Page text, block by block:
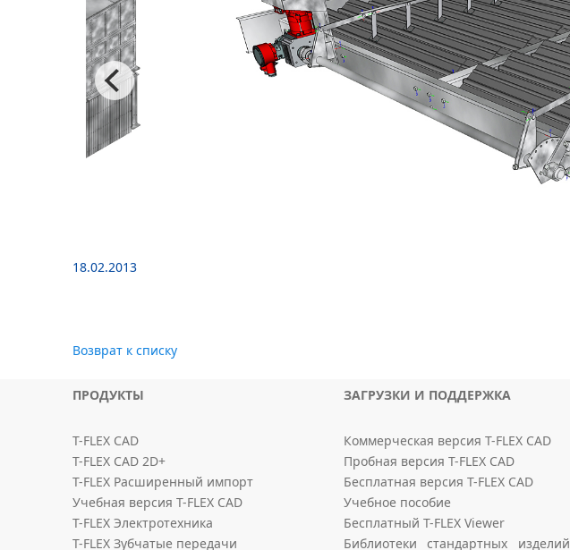
18.02.2013
Возврат к списку
ПРОДУКТЫ
T-FLEX CAD
T-FLEX CAD 2D+
T-FLEX Расширенный импорт
Учебная версия T-FLEX CAD
T-FLEX Электротехника
T-FLEX Зубчатые передачи
ЗАГРУЗКИ И ПОДДЕРЖКА
Коммерческая версия T-FLEX CAD
Пробная версия T-FLEX CAD
Бесплатная версия T-FLEX CAD
Учебное пособие
Бесплатный T-FLEX Viewer
Библиотеки стандартных изделий